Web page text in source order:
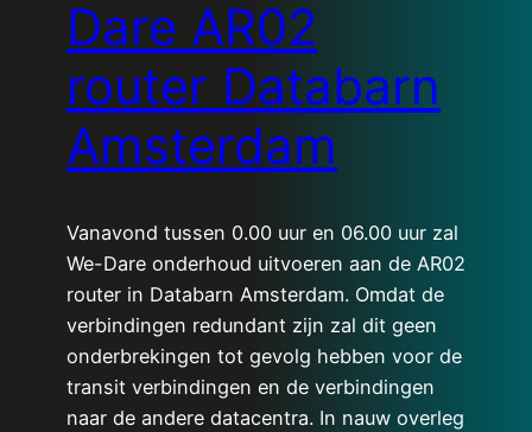
Dare AR02
router Databarn
Amsterdam
Vanavond tussen 0.00 uur en 06.00 uur zal
We-Dare onderhoud uitvoeren aan de AR02
router in Databarn Amsterdam. Omdat de
verbindingen redundant zijn zal dit geen
onderbrekingen tot gevolg hebben voor de
transit verbindingen en de verbindingen
naar de andere datacentra. In nauw overleg